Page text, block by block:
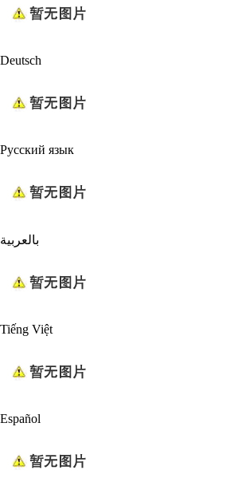
Deutsch
Русский язык
بالعربية
Tiếng Việt
Español